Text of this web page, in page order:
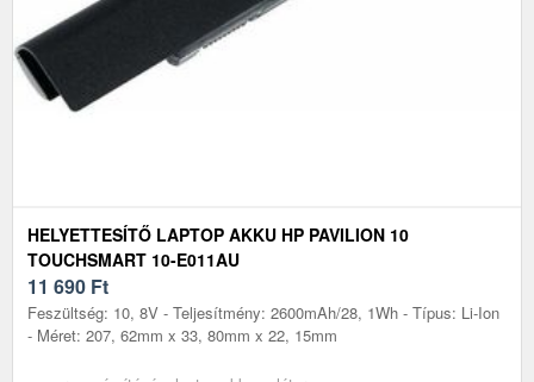
HELYETTESÍTŐ LAPTOP AKKU HP PAVILION 10
TOUCHSMART 10-E011AU
11 690 Ft
Feszültség: 10, 8V - Teljesítmény: 2600mAh/28, 1Wh - Típus: Li-Ion
- Méret: 207, 62mm x 33, 80mm x 22, 15mm